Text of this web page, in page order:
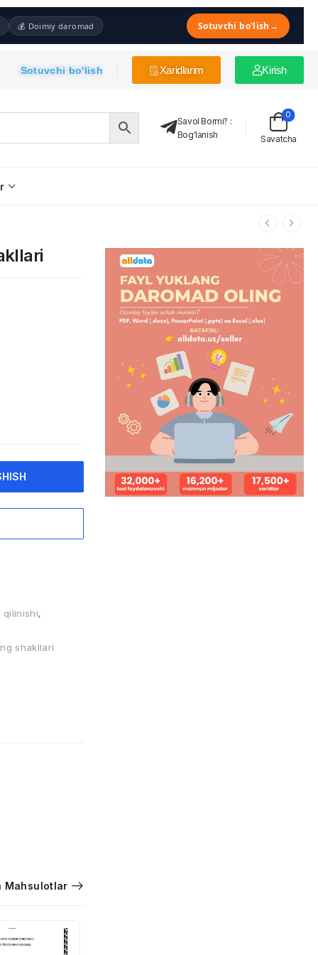
💰 Doimiy daromad Sotuvchi bo'lish →
Sotuvchi bo'lish Xaridlarim Kirish
Savol Bormi? :
Bog'lanish
Savatcha
0
qilinishi,
shakllari
Mahsulotlar